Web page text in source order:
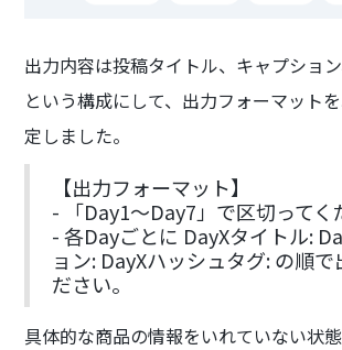
出力内容は投稿タイトル、キャプショ
という構成にして、出力フォーマット
定しました。
【出力フォーマット】
- 「Day1〜Day7」で区切ってく
- 各Dayごとに DayXタイトル:
ョン: DayXハッシュタグ: の順で
ださい。
具体的な商品の情報をいれていない状